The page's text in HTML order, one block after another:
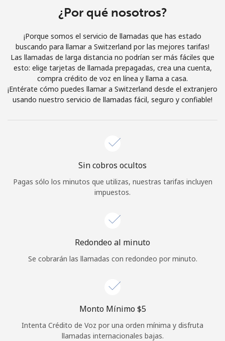
Iniciar Sesión
o
Continuar con
¿Por qué nosotros?
¡Porque somos el servicio de llamadas que has estado
buscando para llamar a Switzerland por las mejores tarifas!
Las llamadas de larga distancia no podrían ser más fáciles que
esto: elige tarjetas de llamada prepagadas, crea una cuenta,
compra crédito de voz en línea y llama a casa.
¡Entérate cómo puedes llamar a Switzerland desde el extranjero
usando nuestro servicio de llamadas fácil, seguro y confiable!
Sin cobros ocultos
Pagas sólo los minutos que utilizas, nuestras tarifas incluyen
impuestos.
Redondeo al minuto
Se cobrarán las llamadas con redondeo por minuto.
Monto Mínimo ⁦$5⁩
Intenta Crédito de Voz por una orden mínima y disfruta
llamadas internacionales bajas.